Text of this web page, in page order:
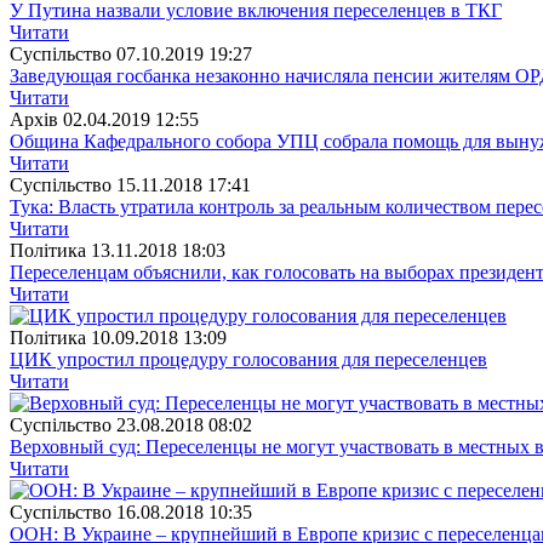
У Путина назвали условие включения переселенцев в ТКГ
Читати
Суспiльство 07.10.2019 19:27
Заведующая госбанка незаконно начисляла пенсии жителям
Читати
Архiв 02.04.2019 12:55
Община Кафедрального собора УПЦ собрала помощь для
Читати
Суспiльство 15.11.2018 17:41
Тука: Власть утратила контроль за реальным количеством
Читати
Полiтика 13.11.2018 18:03
Переселенцам объяснили, как голосовать на выборах
Читати
Полiтика 10.09.2018 13:09
ЦИК упростил процедуру голосования для переселенцев
Читати
Суспiльство 23.08.2018 08:02
Верховный суд: Переселенцы не могут участвовать в местных
Читати
Суспiльство 16.08.2018 10:35
ООН: В Украине – крупнейший в Европе кризис с